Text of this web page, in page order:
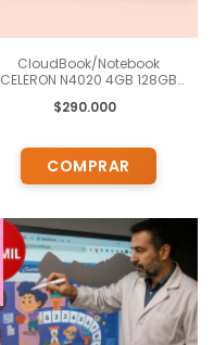
CloudBook/Notebook
CELERON N4020 4GB 128GB
para Docentes
$290.000